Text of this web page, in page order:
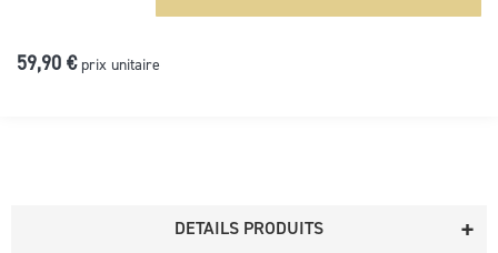
59,90 € prix unitaire
DETAILS PRODUITS